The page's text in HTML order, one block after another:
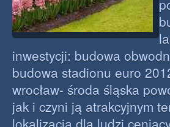
inwestycji: budowa
budowa stadionu euro
wrocław- środa śląska
jak i czyni ją atrakcyjnym
lokalizacja dla ludzi